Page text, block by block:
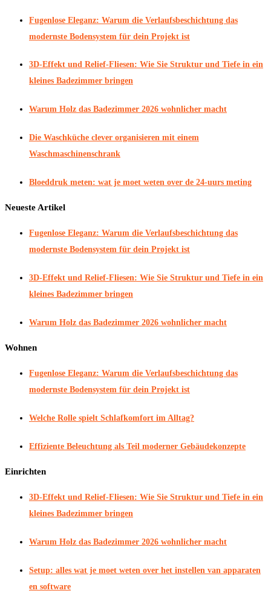
Fugenlose Eleganz: Warum die Verlaufsbeschichtung das
modernste Bodensystem für dein Projekt ist
3D-Effekt und Relief-Fliesen: Wie Sie Struktur und Tiefe in ein
kleines Badezimmer bringen
Warum Holz das Badezimmer 2026 wohnlicher macht
Die Waschküche clever organisieren mit einem
Waschmaschinenschrank
Bloeddruk meten: wat je moet weten over de 24-uurs meting
Neueste Artikel
Fugenlose Eleganz: Warum die Verlaufsbeschichtung das
modernste Bodensystem für dein Projekt ist
3D-Effekt und Relief-Fliesen: Wie Sie Struktur und Tiefe in ein
kleines Badezimmer bringen
Warum Holz das Badezimmer 2026 wohnlicher macht
Wohnen
Fugenlose Eleganz: Warum die Verlaufsbeschichtung das
modernste Bodensystem für dein Projekt ist
Welche Rolle spielt Schlafkomfort im Alltag?
Effiziente Beleuchtung als Teil moderner Gebäudekonzepte
Einrichten
3D-Effekt und Relief-Fliesen: Wie Sie Struktur und Tiefe in ein
kleines Badezimmer bringen
Warum Holz das Badezimmer 2026 wohnlicher macht
Setup: alles wat je moet weten over het instellen van apparaten
en software